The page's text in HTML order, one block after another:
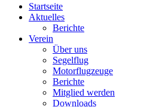
Zum
Inhalt
Startseite
Aktuelles
Berichte
Verein
Über uns
Segelflug
Motorflugzeuge
Berichte
Mitglied werden
Downloads